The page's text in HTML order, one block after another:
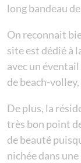
long bandeau
On reconnait
site est dédié à
avec un
de beach-
De plus, la
très bon point
de beauté
nichée dans une